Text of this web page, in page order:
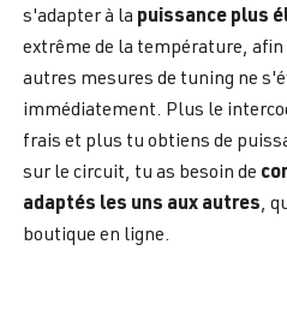
s'adapter à la puissance plus
extrême de la température,
autres mesures de tuning ne
immédiatement. Plus le
frais et plus tu obtiens de
sur le circuit, tu as besoin de
adaptés les uns aux autres,
boutique en ligne.